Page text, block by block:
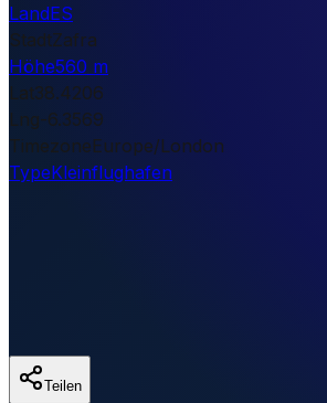
LandES
StadtZafra
Höhe560 m
Lat38.4206
Lng-6.3569
TimezoneEurope/London
TypeKleinflughafen
Teilen